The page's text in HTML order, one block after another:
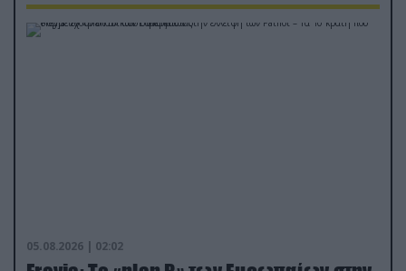
05.08.2026 | 02:02